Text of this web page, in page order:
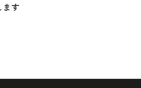
ます